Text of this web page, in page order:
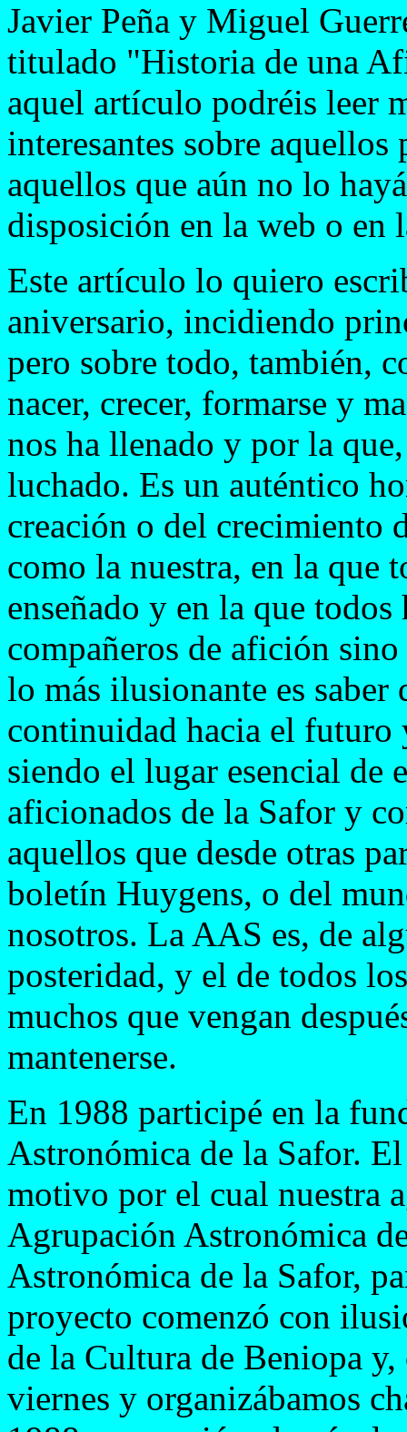
Javier Peña y Miguel
titulado "Historia de una
aquel artículo podréis leer
interesantes sobre
aquellos que aún no lo
disposición en la web o en
Este artículo lo quiero
aniversario, incidiendo
pero sobre todo, también,
nacer, crecer, formarse y
nos ha llenado y por la
luchado. Es un auténtico
creación o del crecimiento
como la nuestra, en la que
enseñado y en la que
compañeros de afición
lo más ilusionante es saber
continuidad hacia el futuro
siendo el lugar esencial de
aficionados de la Safor y
aquellos que desde otras
boletín Huygens, o del
nosotros. La AAS es, de
posteridad, y el de todos
muchos que vengan
mantenerse.
En 1988 participé en la
Astronómica de la Safor.
motivo por el cual nuestra
Agrupación Astronómica
Astronómica de la Safor,
proyecto comenzó con
de la Cultura de Beniopa
viernes y organizábamos